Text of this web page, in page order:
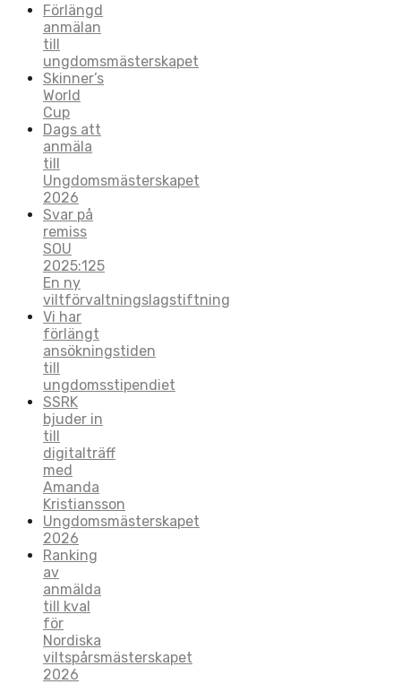
Förlängd
anmälan
till
ungdomsmästerskapet
Skinner’s
World
Cup
Dags att
anmäla
till
Ungdomsmästerskapet
2026
Svar på
remiss
SOU
2025:125
En ny
viltförvaltningslagstiftning
Vi har
förlängt
ansökningstiden
till
ungdomsstipendiet
SSRK
bjuder in
till
digitalträff
med
Amanda
Kristiansson
Ungdomsmästerskapet
2026
Ranking
av
anmälda
till kval
för
Nordiska
viltspårsmästerskapet
2026